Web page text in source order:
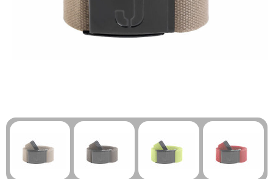
Technologie & Gadgets
Outdoor & Vrije tijd
Gezondheid & Welzijn
Eten & Drinken